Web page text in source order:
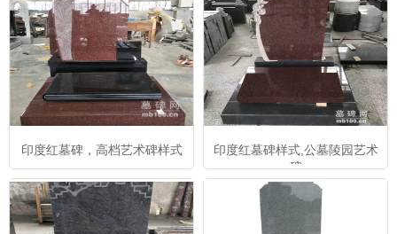
印度红墓碑，高档艺术碑样式
印度红墓碑样式,公墓陵园艺术
碑